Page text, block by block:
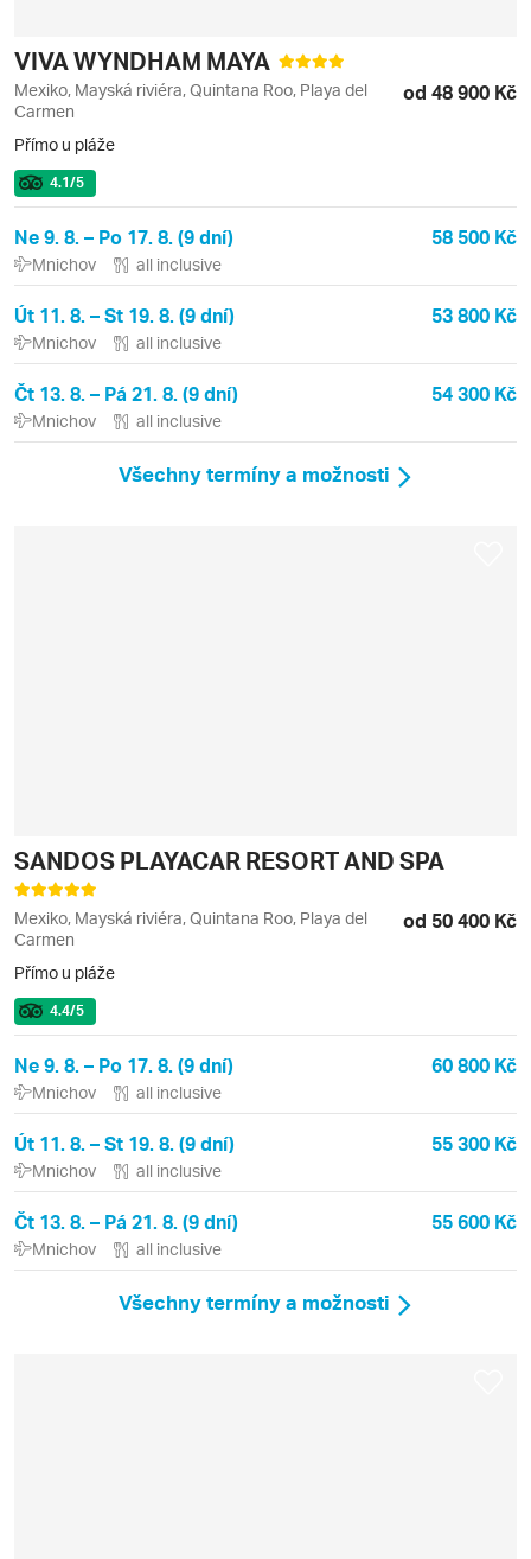
VIVA WYNDHAM MAYA
Mexiko, Mayská riviéra, Quintana Roo, Playa del
Carmen
od 48 900 Kč
Přímo u pláže
4.1/5
Ne 9. 8. – Po 17. 8. (9 dní) 58 500 Kč
Mnichov all inclusive
Út 11. 8. – St 19. 8. (9 dní) 53 800 Kč
Mnichov all inclusive
Čt 13. 8. – Pá 21. 8. (9 dní) 54 300 Kč
Mnichov all inclusive
Všechny termíny a možnosti
SANDOS PLAYACAR RESORT AND SPA
Mexiko, Mayská riviéra, Quintana Roo, Playa del
Carmen
od 50 400 Kč
Přímo u pláže
4.4/5
Ne 9. 8. – Po 17. 8. (9 dní) 60 800 Kč
Mnichov all inclusive
Út 11. 8. – St 19. 8. (9 dní) 55 300 Kč
Mnichov all inclusive
Čt 13. 8. – Pá 21. 8. (9 dní) 55 600 Kč
Mnichov all inclusive
Všechny termíny a možnosti